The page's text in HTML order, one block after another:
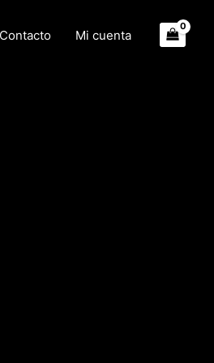
Contacto Mi cuenta